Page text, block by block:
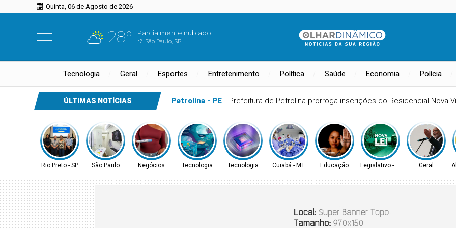
Quinta, 06 de Agosto de 2026
28° Parcialmente nublado
São Paulo, SP
Tecnologia Geral Esportes Entretenimento Política Saúde Economia Polícia
ÚLTIMAS NOTÍCIAS Petrolina - PE Prefeitura de Petrolina prorroga inscrições do Residencial Nova
Rio Preto - SP São Paulo Negócios Tecnologia Tecnologia Cuiabá - MT Educação Legislativo - MS Geral